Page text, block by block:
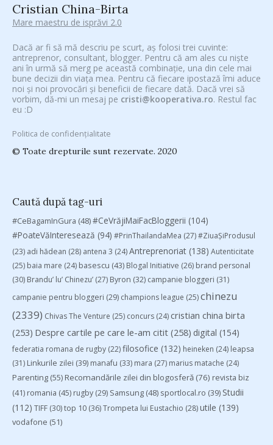
Cristian China-Birta
Mare maestru de isprăvi 2.0
Dacă ar fi să mă descriu pe scurt, aș folosi trei cuvinte:
antreprenor, consultant, blogger. Pentru că am ales cu niște
ani în urmă să merg pe această combinație, una din cele mai
bune decizii din viața mea. Pentru că fiecare ipostază îmi aduce
noi și noi provocări și beneficii de fiecare dată. Dacă vrei să
vorbim, dă-mi un mesaj pe cristi@kooperativa.ro. Restul fac
eu :D
Politica de confidențialitate
© Toate drepturile sunt rezervate. 2020
Caută după tag-uri
#CeBagamInGura (48)#CeVrăjiMaiFacBloggerii (104)
#PoateVăInteresează (94) #PrinThailandaMea (27)#ZiuaȘiProdusul
(23) adi hădean (28) antena 3 (24)Antreprenoriat (138) Autenticitate
(25) baia mare (24) basescu (43) Blogal Initiative (26) brand personal
(30) Brandu’ lu’ Chinezu’ (27) Byron (32) campanie bloggeri (31)
campanie pentru bloggeri (29) champions league (25)chinezu
(2339) Chivas The Venture (25) concurs (24)cristian china birta
(253) Despre cartile pe care le-am citit (258) digital (154)
federatia romana de rugby (22)filosofice (132) heineken (24) leapsa
(31) Linkurile zilei (39) manafu (33) mara (27) marius matache (24)
Parenting (55) Recomandările zilei din blogosferă (76) revista biz
(41) romania (45) rugby (29) Samsung (48) sportlocal.ro (39) Studii
(112) TIFF (30)top 10 (36)Trompeta lui Eustachio (28)utile (139)
vodafone (51)